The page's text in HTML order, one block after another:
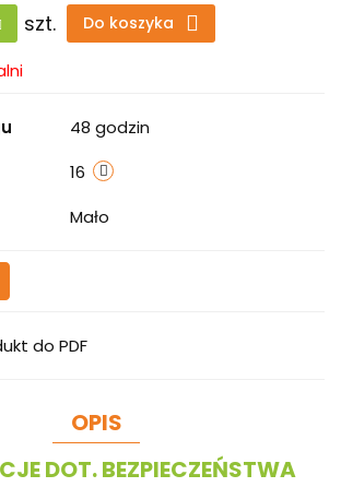
szt. Do koszyka
48 godzin
16
Mało
do PDF
OPIS
DOT. BEZPIECZEŃSTWA